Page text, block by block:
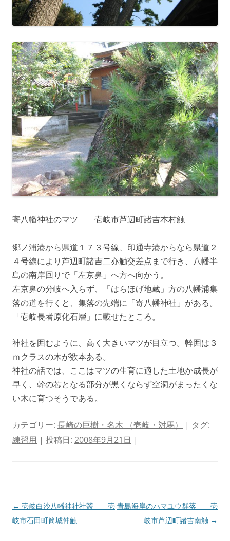
寄八幡神社のマツ 壱岐市芦辺町諸吉本村触
郷ノ浦港から県道１７３号線、印通寺港からなら県道２
４号線により芦辺町諸吉二亦触交差点まで行き、八幡半
島の南岸回りで「左京鼻」へ方へ向かう。
左京鼻の分岐へ入らず、「はらほげ地蔵」方の八幡浦集
落の道を行くと、集落の先端に「寄八幡神社」がある。
「壱岐長者原化石層」に載せたところ。
神社を囲むように、高く大きいマツが目立つ。幹囲は３
ｍクラスの木が数本ある。
神社の話では、ここはマツの生育に適した土地か成長が
早く、幹の芯となる部分が黒くならず空洞がまったくな
い木に育つそうである。
カテゴリー: 長崎の巨樹・名木 （壱岐・対馬）
| タグ:
練習用 | 投稿日: 2008年9月21日 |
投
稿
← 壱岐白沙八幡神社社叢 壱
岐市石田町筒城仲触
青島海岸のハマユウ群落 壱
岐市芦辺町諸吉南触 →